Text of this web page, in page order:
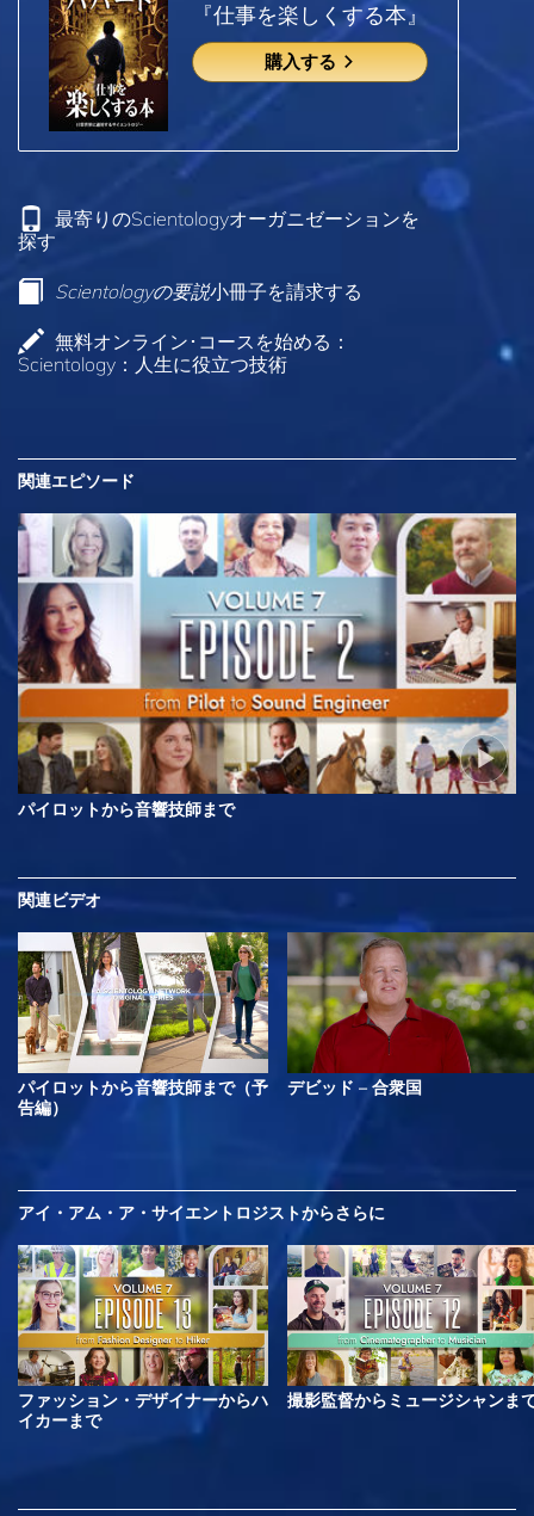
『仕事を楽しくする本』
購入する
最寄りのScientologyオーガニゼーションを
探す
Scientologyの要説小冊子を請求する
無料オンライン･コースを始める：
Scientology：人生に役立つ技術
関連エピソード
パイロットから音響技師まで
関連ビデオ
パイロットから音響技師まで（予
告編）
デビッド – 合衆国
アイ・アム・ア・サイエントロジストからさらに
ファッション・デザイナーからハ
イカーまで
撮影監督からミュージシャンま